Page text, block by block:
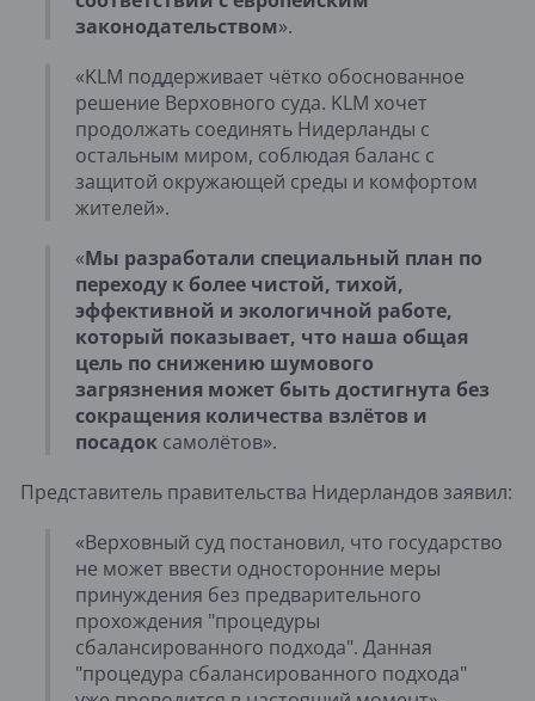
законодательством».
«KLM поддерживает чётко обоснованное
решение Верховного суда. KLM хочет
продолжать соединять Нидерланды с
остальным миром, соблюдая баланс с
защитой окружающей среды и комфортом
жителей».
«Мы разработали специальный план по
переходу к более чистой, тихой,
эффективной и экологичной работе,
который показывает, что наша общая
цель по снижению шумового
загрязнения может быть достигнута без
сокращения количества взлётов и
посадок самолётов».
Представитель правительства Нидерландов заявил:
«Верховный суд постановил, что государство
не может ввести односторонние меры
принуждения без предварительного
прохождения "процедуры
сбалансированного подхода". Данная
"процедура сбалансированного подхода"